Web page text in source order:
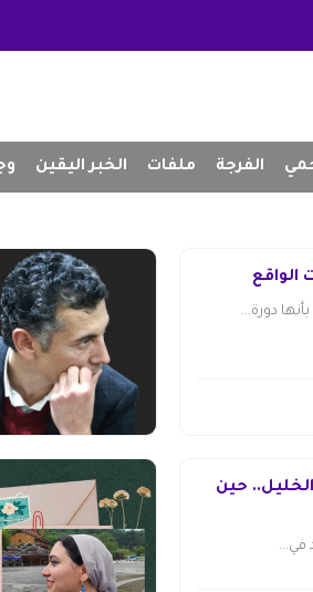
الفرجة ملفات الخبر اليقين
الواقع
دورة...
حين
في...